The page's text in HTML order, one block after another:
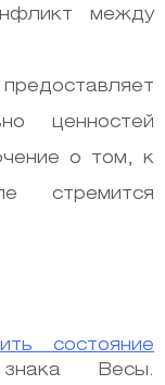
между
ценностей
о том, к
стремится
состояние
Весы.